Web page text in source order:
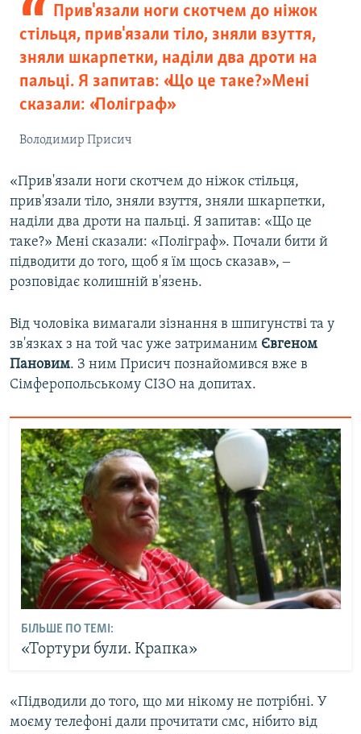
Прив'язали ноги скотчем до ніжок
стільця, прив'язали тіло, зняли взуття,
зняли шкарпетки, наділи два дроти на
пальці. Я запитав: «Що це таке?» Мені
сказали: «Поліграф»
Володимир Присич
«Прив'язали ноги скотчем до ніжок стільця,
прив'язали тіло, зняли взуття, зняли шкарпетки,
наділи два дроти на пальці. Я запитав: «Що це
таке?» Мені сказали: «Поліграф». Почали бити й
підводити до того, щоб я їм щось сказав», ‒
розповідає колишній в'язень.
Від чоловіка вимагали зізнання в шпигунстві та у
зв'язках з на той час уже затриманим Євгеном
Пановим. З ним Присич познайомився вже в
Сімферопольському СІЗО на допитах.
БІЛЬШЕ ПО ТЕМІ:
«Тортури були. Крапка»
«Підводили до того, що ми нікому не потрібні. У
моєму телефоні дали прочитати смс, нібито від